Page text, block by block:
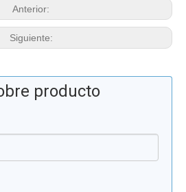
Anterior:
Siguiente:
producto